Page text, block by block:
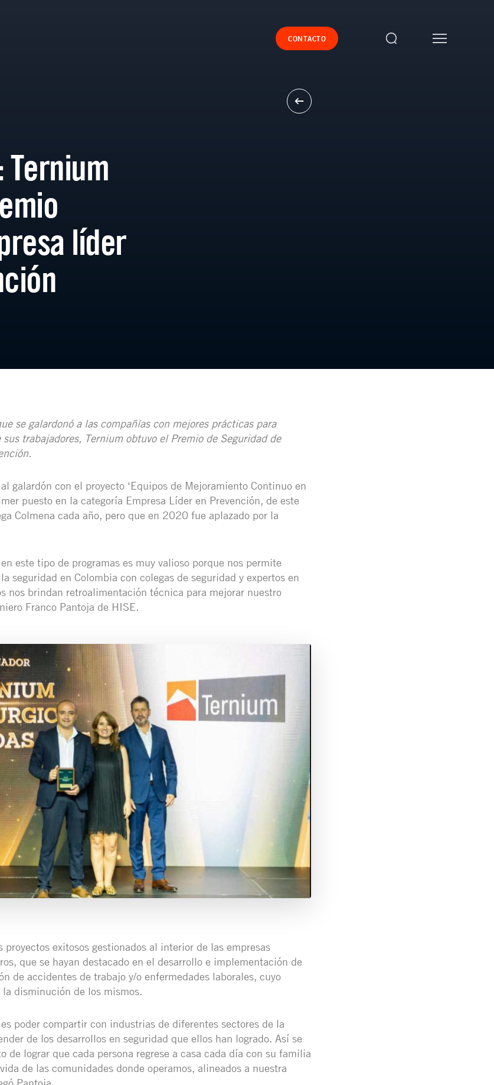
CONTACTO
Ternium
líder
se galardonó a las compañías con mejores prácticas para
trabajadores, Ternium obtuvo el Premio de Seguridad de
galardón con el proyecto ‘Equipos de Mejoramiento Continuo en
puesto en la categoría Empresa Líder en Prevención, de este
Colmena cada año, pero que en 2020 fue aplazado por la
este tipo de programas es muy valioso porque nos permite
seguridad en Colombia con colegas de seguridad y expertos en
nos brindan retroalimentación técnica para mejorar nuestro
Franco Pantoja de HISE.
exitosos gestionados al interior de las empresas
que se hayan destacado en el desarrollo e implementación de
de accidentes de trabajo y/o enfermedades laborales, cuyo
disminución de los mismos.
poder compartir con industrias de diferentes sectores de la
de los desarrollos en seguridad que ellos han logrado. Así se
de lograr que cada persona regrese a casa cada día con su familia
de las comunidades donde operamos, alineados a nuestra